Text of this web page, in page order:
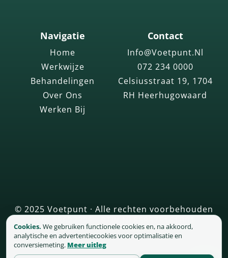
Navigatie
Home
Werkwijze
Behandelingen
Over Ons
Werken Bij
Contact
Info@voetpunt.nl
072 234 0000
Celsiusstraat 19, 1704
RH Heerhugowaard
© 2025 Voetpunt · Alle rechten voorbehouden
Cookies. We gebruiken functionele cookies en, na akkoord,
analytische en advertentiecookies voor optimalisatie en
conversiemeting. Meer uitleg